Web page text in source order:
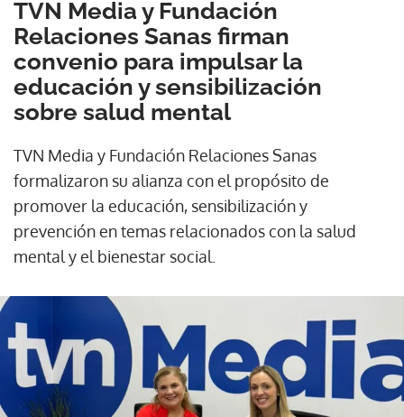
TVN Media y Fundación
Relaciones Sanas firman
convenio para impulsar la
educación y sensibilización
sobre salud mental
TVN Media y Fundación Relaciones Sanas
formalizaron su alianza con el propósito de
promover la educación, sensibilización y
prevención en temas relacionados con la salud
mental y el bienestar social.